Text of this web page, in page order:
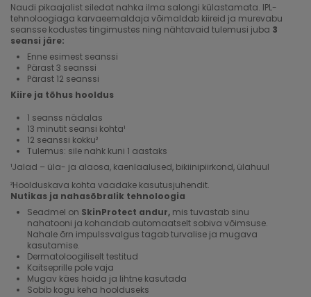
Naudi pikaajalist siledat nahka ilma salongi külastamata. IPL-
tehnoloogiaga karvaeemaldaja võimaldab kiireid ja murevabu
seansse kodustes tingimustes ning nähtavaid tulemusi juba 3
seansi järe:
Enne esimest seanssi
Pärast 3 seanssi
Pärast 12 seanssi
Kiire ja tõhus hooldus
1 seanss nädalas
13 minutit seansi kohta¹
12 seanssi kokku²
Tulemus: sile nahk kuni 1 aastaks
¹Jalad – üla- ja alaosa, kaenlaalused, bikiinipiirkond, ülahuul
²Hoolduskava kohta vaadake kasutusjuhendit.
Nutikas ja nahasõbralik tehnoloogia
Seadmel on SkinProtect andur, mis tuvastab sinu
nahatooni ja kohandab automaatselt sobiva võimsuse.
Nahale õrn impulssvalgus tagab turvalise ja mugava
kasutamise.
Dermatoloogiliselt testitud
Kaitseprille pole vaja
Mugav käes hoida ja lihtne kasutada
Sobib kogu keha hoolduseks